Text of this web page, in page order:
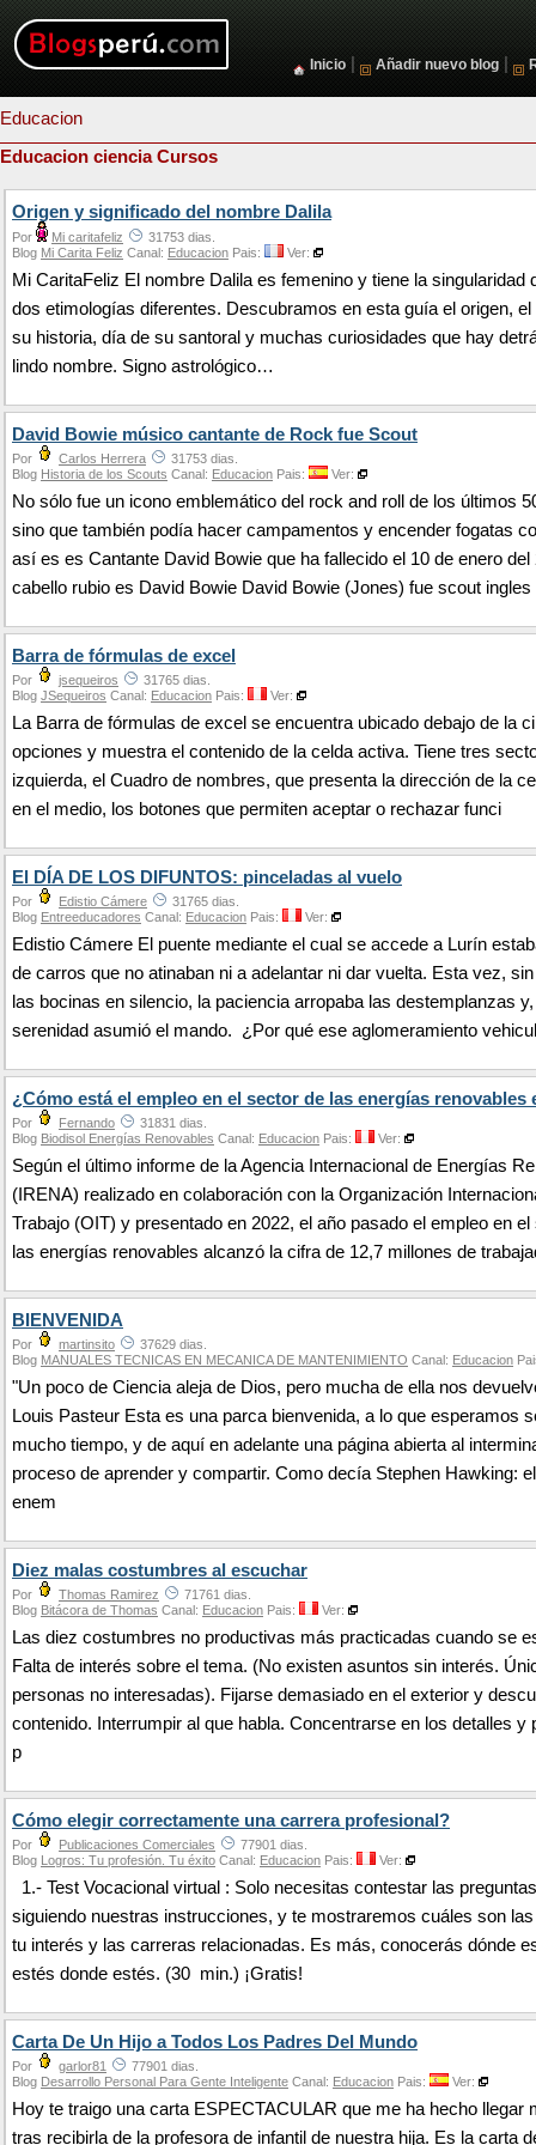
Inicio Añadir nuevo blog
Educacion
Educacion ciencia Cursos
Origen y significado del nombre Dalila
Por Mi caritafeliz
31753 dias.
Blog Mi Carita Feliz Canal: Educacion Pais: Ver:
Mi CaritaFeliz El nombre Dalila es femenino y tiene la singularidad
dos etimologías diferentes. Descubramos en esta guía el origen, el
su historia, día de su santoral y muchas curiosidades que hay
lindo nombre. Signo astrológico…
David Bowie músico cantante de Rock fue Scout
Por Carlos Herrera
31753 dias.
Blog Historia de los Scouts Canal: Educacion Pais: Ver:
No sólo fue un icono emblemático del rock and roll de los últimos
sino que también podía hacer campamentos y encender fogatas
así es es Cantante David Bowie que ha fallecido el 10 de enero del
cabello rubio es David Bowie David Bowie (Jones) fue scout ingles
Barra de fórmulas de excel
Por jsequeiros
31765 dias.
Blog JSequeiros Canal: Educacion Pais: Ver:
La Barra de fórmulas de excel se encuentra ubicado debajo de la
opciones y muestra el contenido de la celda activa. Tiene tres
izquierda, el Cuadro de nombres, que presenta la dirección de la
en el medio, los botones que permiten aceptar o rechazar funci
El DÍA DE LOS DIFUNTOS: pinceladas al vuelo
Por Edistio Cámere
31765 dias.
Blog Entreeducadores Canal: Educacion Pais: Ver:
Edistio Cámere El puente mediante el cual se accede a Lurín
de carros que no atinaban ni a adelantar ni dar vuelta. Esta vez,
las bocinas en silencio, la paciencia arropaba las destemplanzas
serenidad asumió el mando. ¿Por qué ese aglomeramiento
¿Cómo está el empleo en el sector de las energías renovables
Por Fernando
31831 dias.
Blog Biodisol Energías Renovables Canal: Educacion Pais: Ver:
Según el último informe de la Agencia Internacional de Energías
(IRENA) realizado en colaboración con la Organización
Trabajo (OIT) y presentado en 2022, el año pasado el empleo en el
las energías renovables alcanzó la cifra de 12,7 millones de
BIENVENIDA
Por martinsito
37629 dias.
Blog MANUALES TECNICAS EN MECANICA DE MANTENIMIENTO Canal: Educacion
"Un poco de Ciencia aleja de Dios, pero mucha de ella nos
Louis Pasteur Esta es una parca bienvenida, a lo que esperamos
mucho tiempo, y de aquí en adelante una página abierta al
proceso de aprender y compartir. Como decía Stephen Hawking:
enem
Diez malas costumbres al escuchar
Por Thomas Ramirez
71761 dias.
Blog Bitácora de Thomas Canal: Educacion Pais: Ver:
Las diez costumbres no productivas más practicadas cuando se
Falta de interés sobre el tema. (No existen asuntos sin interés.
personas no interesadas). Fijarse demasiado en el exterior y
contenido. Interrumpir al que habla. Concentrarse en los detalles y
p
Cómo elegir correctamente una carrera profesional?
Por Publicaciones Comerciales
77901 dias.
Blog Logros: Tu profesión. Tu éxito Canal: Educacion Pais: Ver:
1.- Test Vocacional virtual : Solo necesitas contestar las
siguiendo nuestras instrucciones, y te mostraremos cuáles son
tu interés y las carreras relacionadas. Es más, conocerás dónde
estés donde estés. (30 min.) ¡Gratis!
Carta De Un Hijo a Todos Los Padres Del Mundo
Por garlor81
77901 dias.
Blog Desarrollo Personal Para Gente Inteligente Canal: Educacion Pais: Ver:
Hoy te traigo una carta ESPECTACULAR que me ha hecho llegar
tras recibirla de la profesora de infantil de nuestra hija. Es la carta